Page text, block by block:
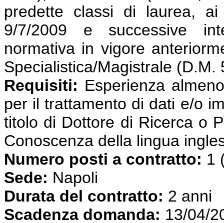
predette classi di laurea, ai
9/7/2009 e successive
normativa in vigore
Specialistica/Magistrale (D.M.
Requisiti: Esperienza
per il trattamento di dati e/o
titolo di Dottore di Ricerca o
Conoscenza della lingua
Numero posti a contratto: 1
Sede: Napoli
Durata del contratto: 2 anni
Scadenza domanda: 13/04/